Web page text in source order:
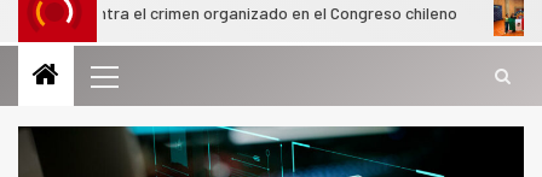
el crimen organizado en el Congreso chileno